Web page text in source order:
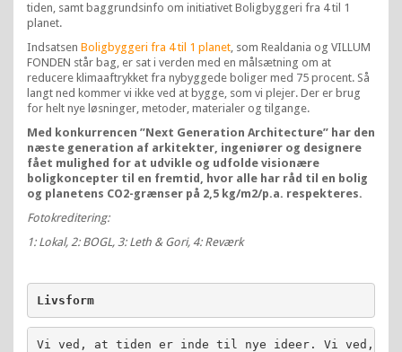
tiden, samt baggrundsinfo om initiativet Boligbyggeri fra 4 til 1
planet.
Indsatsen Boligbyggeri fra 4 til 1 planet, som Realdania og VILLUM
FONDEN står bag, er sat i verden med en målsætning om at
reducere klimaaftrykket fra nybyggede boliger med 75 procent. Så
langt ned kommer vi ikke ved at bygge, som vi plejer. Der er brug
for helt nye løsninger, metoder, materialer og tilgange.
Med konkurrencen ”Next Generation Architecture” har den
næste generation af arkitekter, ingeniører og designere
fået mulighed for at udvikle og udfolde visionære
boligkoncepter til en fremtid, hvor alle har råd til en bolig
og planetens CO2-grænser på 2,5 kg/m2/p.a. respekteres.
Fotokreditering:
1: Lokal, 2: BOGL, 3: Leth & Gori, 4: Reværk
Livsform
Vi ved, at tiden er inde til nye ideer. Vi ved, at